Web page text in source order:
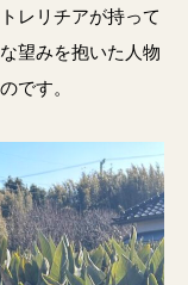
レリチアが持って
望みを抱いた人物
です。